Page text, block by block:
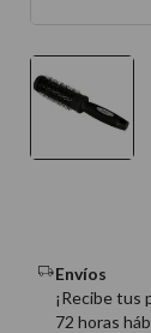
Envíos
¡Recibe tus
72 horas